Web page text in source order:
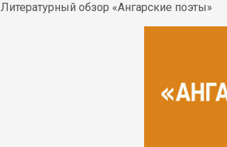
Литературный обзор «Ангарские поэты»